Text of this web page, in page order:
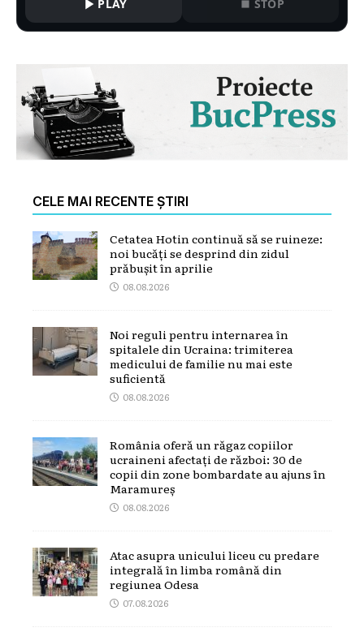
PLAY STOP
CELE MAI RECENTE ȘTIRI
Cetatea Hotin continuă să se ruineze:
noi bucăți se desprind din zidul
prăbușit în aprilie
08.08.2026
Noi reguli pentru internarea în
spitalele din Ucraina: trimiterea
medicului de familie nu mai este
suficientă
08.08.2026
România oferă un răgaz copiilor
ucraineni afectați de război: 30 de
copii din zone bombardate au ajuns în
Maramureș
08.08.2026
Atac asupra unicului liceu cu predare
integrală în limba română din
regiunea Odesa
07.08.2026